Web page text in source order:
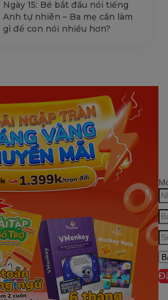
Ngày 15: Bé bắt đầu nói tiếng
Anh tự nhiên – Ba mẹ cần làm
gì để con nói nhiều hơn?